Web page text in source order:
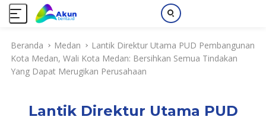
Beranda Medan
Lantik Direktur Utama PUD Pembangunan
Kota Medan, Wali Kota Medan: Bersihkan Semua Tindakan
Yang Dapat Merugikan Perusahaan
Lantik Direktur Utama PUD